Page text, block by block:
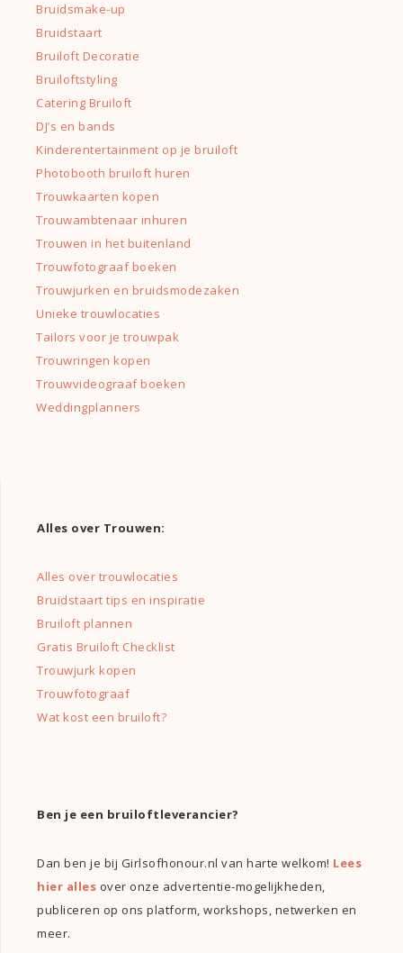
Bruidsmake-up
Bruidstaart
Bruiloft Decoratie
Bruiloftstyling
Catering Bruiloft
DJ’s en bands
Kinderentertainment op je bruiloft
Photobooth bruiloft huren
Trouwkaarten kopen
Trouwambtenaar inhuren
Trouwen in het buitenland
Trouwfotograaf boeken
Trouwjurken en bruidsmodezaken
Unieke trouwlocaties
Tailors voor je trouwpak
Trouwringen kopen
Trouwvideograaf boeken
Weddingplanners
Alles over Trouwen:
Alles over trouwlocaties
Bruidstaart tips en inspiratie
Bruiloft plannen
Gratis Bruiloft Checklist
Trouwjurk kopen
Trouwfotograaf
Wat kost een bruiloft?
Ben je een bruiloftleverancier?
Dan ben je bij Girlsofhonour.nl van harte welkom! Lees
hier alles over onze advertentie-mogelijkheden,
publiceren op ons platform, workshops, netwerken en
meer.